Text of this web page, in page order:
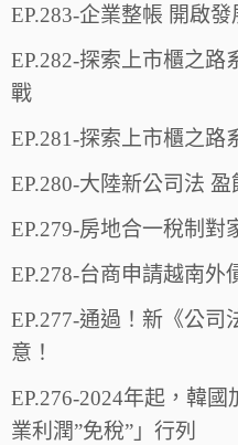
EP.283-企業整帳 開啟
EP.282-探索上市櫃之
戰
EP.281-探索上市櫃之路
EP.280-大陸新公司法
EP.279-房地合一稅制對
EP.278-台商申請越南外
EP.277-通過！新《公司
意！
EP.276-2024年起，韓
業利潤”免稅”」行列